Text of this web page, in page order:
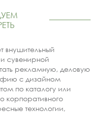
внушительный
сувенирной
рекламную, деловую
с дизайном
по каталогу или
корпоративного
технологии,